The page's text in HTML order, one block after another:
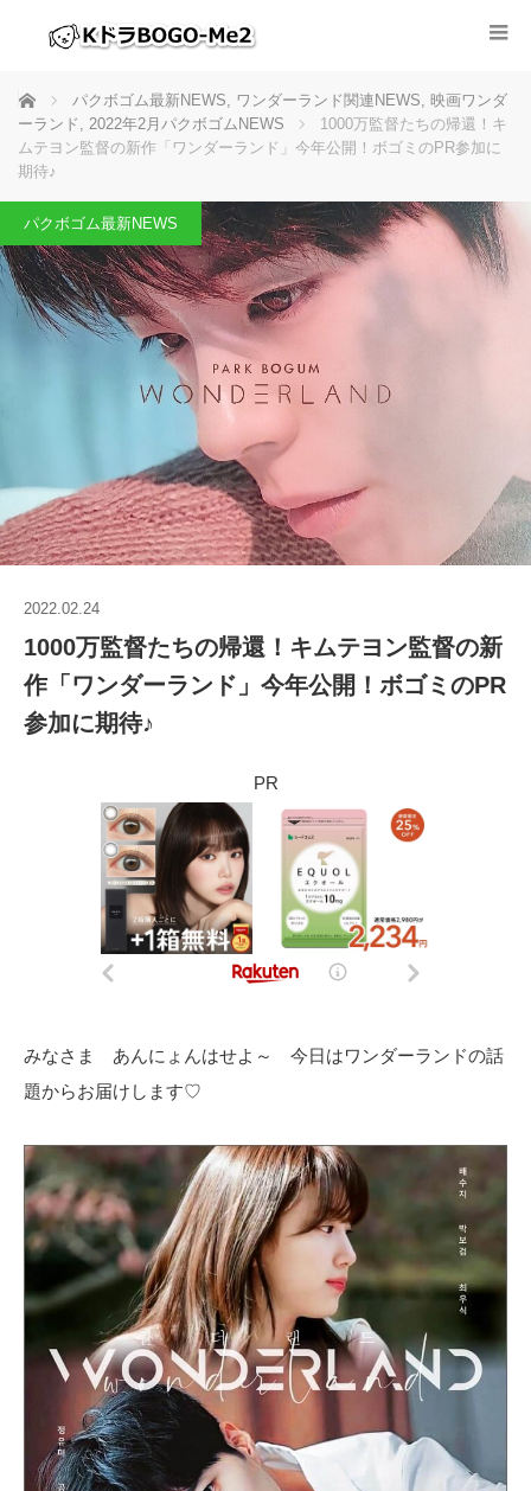
ホーム パクボゴム最新NEWS, ワンダーランド関連NEWS, 映画ワンダ
ーランド , 2022年2月パクボゴムNEWS
1000万監督たちの帰還！キ
ムテヨン監督の新作「ワンダーランド」今年公開！ボゴミのPR参加に
期待♪
パクボゴム最新NEWS
2022.02.24
1000万監督たちの帰還！キムテヨン監督の新
作「ワンダーランド」今年公開！ボゴミのPR
参加に期待♪
PR
みなさま あんにょんはせよ～ 今日はワンダーランドの話
題からお届けします♡